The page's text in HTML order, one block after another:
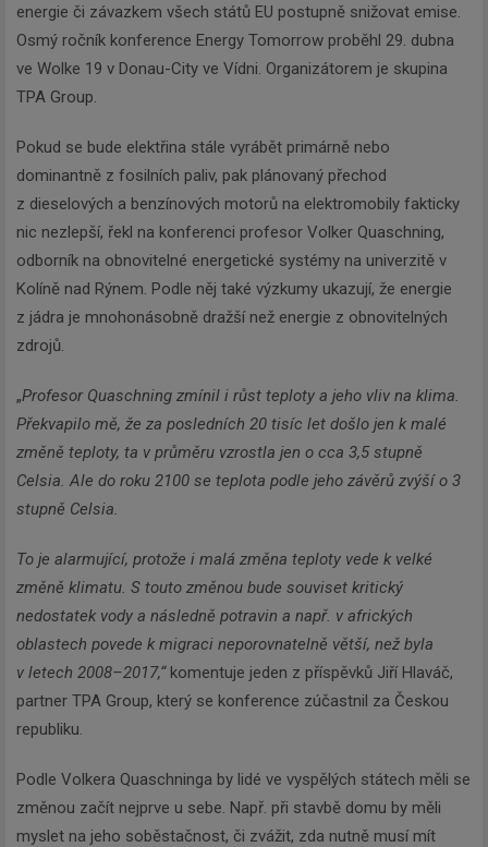
energie či závazkem všech států EU postupně snižovat emise.
Osmý ročník konference Energy Tomorrow proběhl 29. dubna
ve Wolke 19 v Donau-City ve Vídni. Organizátorem je skupina
TPA Group.
Pokud se bude elektřina stále vyrábět primárně nebo
dominantně z fosilních paliv, pak plánovaný přechod
z dieselových a benzínových motorů na elektromobily fakticky
nic nezlepší, řekl na konferenci profesor Volker Quaschning,
odborník na obnovitelné energetické systémy na univerzitě v
Kolíně nad Rýnem. Podle něj také výzkumy ukazují, že energie
z jádra je mnohonásobně dražší než energie z obnovitelných
zdrojů.
„Profesor Quaschning zmínil i růst teploty a jeho vliv na klima.
Překvapilo mě, že za posledních 20 tisíc let došlo jen k malé
změně teploty, ta v průměru vzrostla jen o cca 3,5 stupně
Celsia. Ale do roku 2100 se teplota podle jeho závěrů zvýší o 3
stupně Celsia.
To je alarmující, protože i malá změna teploty vede k velké
změně klimatu. S touto změnou bude souviset kritický
nedostatek vody a následně potravin a např. v afrických
oblastech povede k migraci neporovnatelně větší, než byla
v letech 2008–2017,“komentuje jeden z příspěvků Jiří Hlaváč,
partner TPA Group, který se konference zúčastnil za Českou
republiku.
Podle Volkera Quaschninga by lidé ve vyspělých státech měli se
změnou začít nejprve u sebe. Např. při stavbě domu by měli
myslet na jeho soběstačnost, či zvážit, zda nutně musí mít